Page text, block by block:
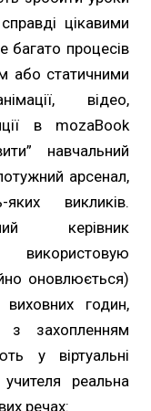
цікавими
багато процесів
або статичними
відео,
в mozaBook
навчальний
арсенал,
викликів.
керівник
оновлюється)
годин,
з захопленням
у віртуальні
реальна
речах: